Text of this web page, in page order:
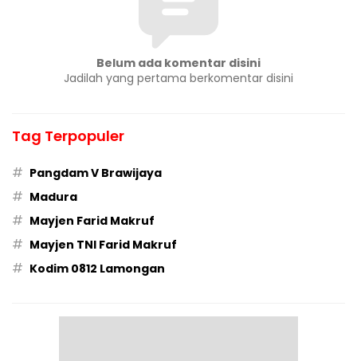
Belum ada komentar disini
Jadilah yang pertama berkomentar disini
Tag Terpopuler
# Pangdam V Brawijaya
# Madura
# Mayjen Farid Makruf
# Mayjen TNI Farid Makruf
# Kodim 0812 Lamongan